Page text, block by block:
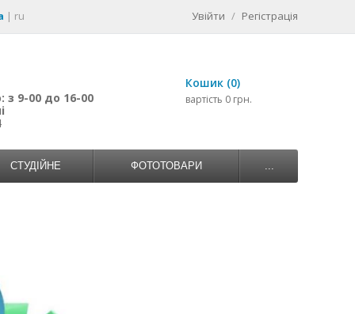
| ru Увійти / Регістрація
з 9-00 до 16-00
Кошик (0)
вартість 0 грн.
СТУДІЙНЕ ФОТОТОВАРИ ...